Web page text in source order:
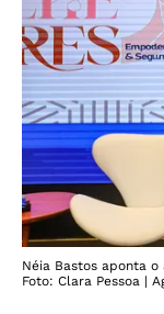
Néia Bastos aponta
Foto: Clara Pessoa |